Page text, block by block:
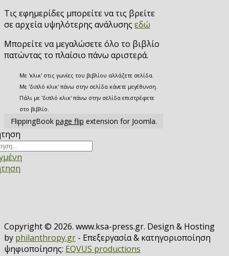
Τις εφημερίδες μπορείτε να τις βρείτε
σε αρχεία υψηλότερης ανάλυσης εδώ
Μπορείτε να μεγαλώσετε όλο το βιβλίο
πατώντας το πλαίσιο πάνω αριστερά.
Με 'κλικ' στις γωνίες του βιβλίου αλλάζετε σελίδα.
Με 'διπλό κλικ' πάνω στην σελίδα κάνετε μεγέθυνση.
Πάλι με 'διπλό κλικ' πάνω στην σελίδα επιστρέφετε
στο βιβλίο.
FlippingBook page flip extension for Joomla.
Copyright © 2026. www.ksa-press.gr. Design & Hosting
by philanthropy.gr - Επεξεργασία & κατηγοριοποίηση
ψηφιοποίησης: EQVUS productions